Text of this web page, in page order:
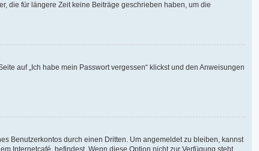
die für längere Zeit keine Beiträge geschrieben haben, um die
auf „Ich habe mein Passwort vergessen“ klickst und den Anweisungen
Benutzerkontos durch einen Dritten. Um angemeldet zu bleiben, kannst
Internetcafé, befindest. Wenn diese Option nicht zur Verfügung steht,